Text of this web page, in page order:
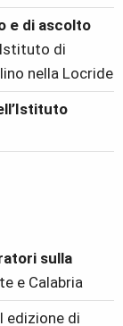
e di ascolto
di
nella Locride
sulla
e Calabria
edizione di